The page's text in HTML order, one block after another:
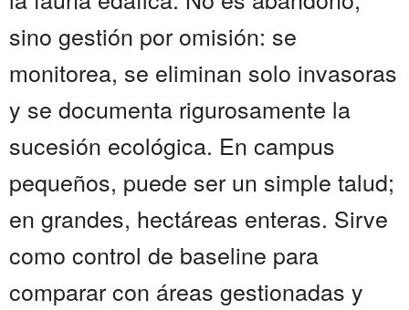
sino gestión por omisión: se
monitorea, se eliminan solo invasoras
y se documenta rigurosamente la
sucesión ecológica. En campus
pequeños, puede ser un simple talud;
en grandes, hectáreas enteras. Sirve
como control de baseline para
comparar con áreas gestionadas y